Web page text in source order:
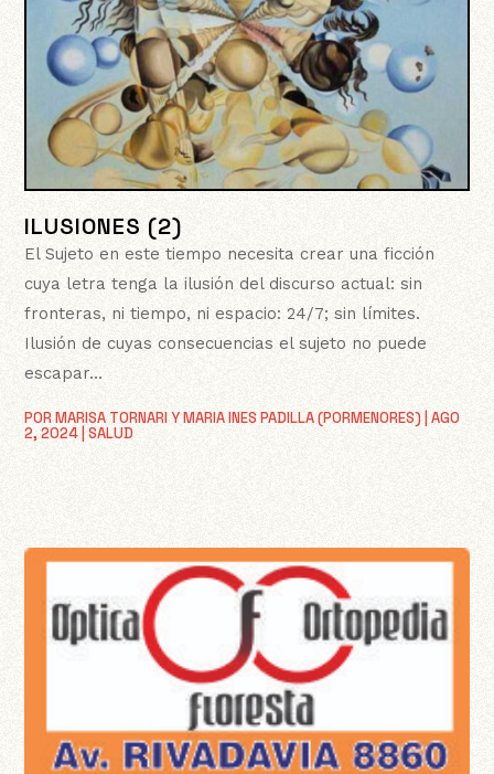
ILUSIONES (2)
PORMARISA TORNARI Y MARIA INES PADILLA (PORMENORES) |AGO
2, 2024 |SALUD
El Sujeto en este tiempo necesita crear una ficción
cuya letra tenga la ilusión del discurso actual: sin
fronteras, ni tiempo, ni espacio: 24/7; sin límites.
Ilusión de cuyas consecuencias el sujeto no puede
escapar…